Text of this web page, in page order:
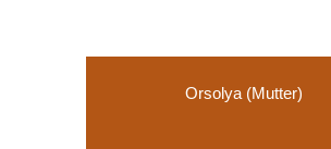
KOSTENÜBERNAHME
Orsolya (Mutter)